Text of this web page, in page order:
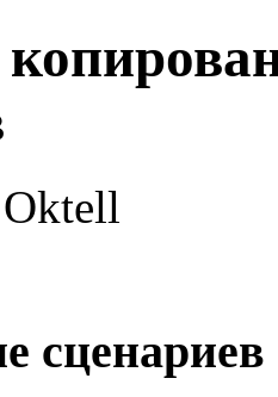
сценариев